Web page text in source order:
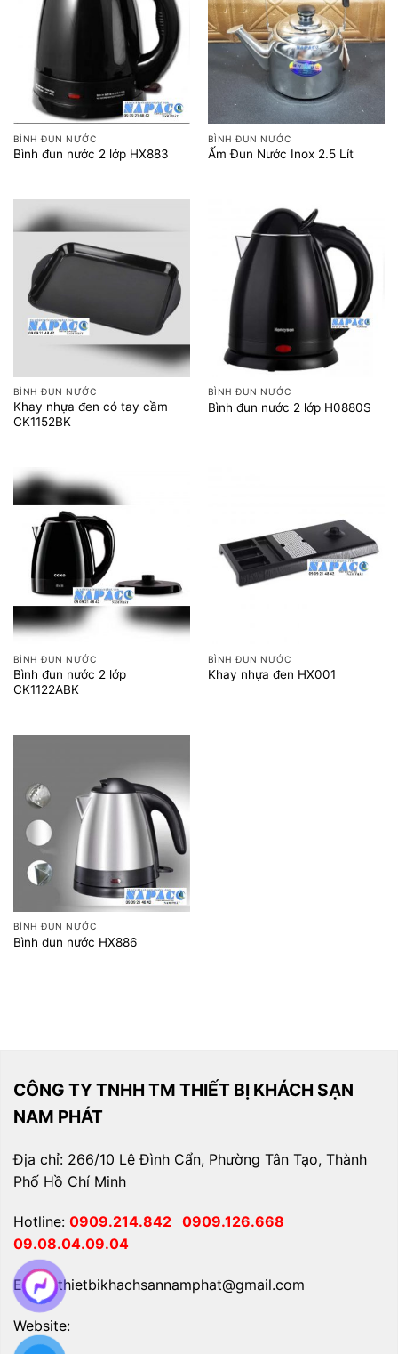
BÌNH ĐUN NƯỚC
Bình đun nước 2 lớp HX883
BÌNH ĐUN NƯỚC
Ấm Đun Nước Inox 2.5 Lít
BÌNH ĐUN NƯỚC
Khay nhựa đen có tay cầm
CK1152BK
BÌNH ĐUN NƯỚC
Bình đun nước 2 lớp H0880S
BÌNH ĐUN NƯỚC
Bình đun nước 2 lớp
CK1122ABK
BÌNH ĐUN NƯỚC
Khay nhựa đen HX001
BÌNH ĐUN NƯỚC
Bình đun nước HX886
CÔNG TY TNHH TM THIẾT BỊ KHÁCH SẠN
NAM PHÁT
Địa chỉ: 266/10 Lê Đình Cẩn, Phường Tân Tạo, Thành
Phố Hồ Chí Minh
Hotline: 0909.214.842 0909.126.668
09.08.04.09.04
Email: thietbikhachsannamphat@gmail.com
Website: